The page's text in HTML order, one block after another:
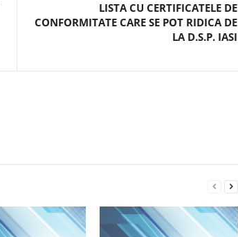
LISTA CU CERTIFICATELE DE
CONFORMITATE CARE SE POT RIDICA DE
LA D.S.P. IASI